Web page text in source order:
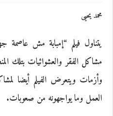
محمد يحيى
يتناول فيلم “إمبابة مش عاصمة
مشاكل الفقر والعشوائيات بتلك
وأزمات ويتعرض الفيلم أيضا
العمل وما يواجهونه من صعوبات.